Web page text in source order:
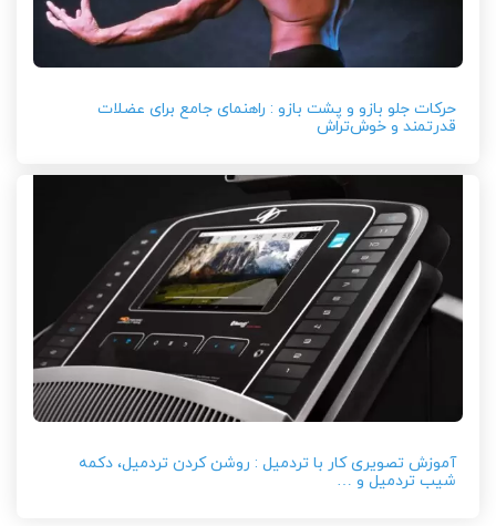
حرکات جلو بازو و پشت بازو : راهنمای جامع برای عضلات
قدرتمند و خوش‌تراش
آموزش تصویری کار با تردمیل : روشن کردن تردمیل، دکمه
شیب تردمیل و …